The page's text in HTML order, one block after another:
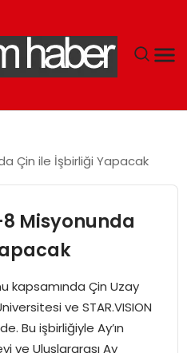
Çin ile İşbirliği Yapacak
8 Misyonunda
kapsamında Çin Uzay
ve STAR.VISION
Bu işbirliğiyle Ay’ın
ve Uluslararası Ay